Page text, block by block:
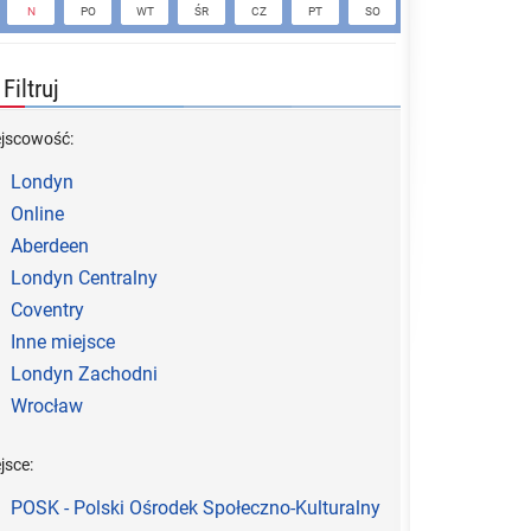
N PO WT ŚR CZ PT SO
Filtruj
Londyn
Online
Aberdeen
Londyn Centralny
Coventry
Inne miejsce
Londyn Zachodni
Wrocław
POSK - Polski Ośrodek Społeczno-Kulturalny